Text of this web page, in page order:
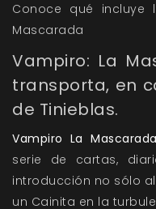
Conoce qué incluye
Mascarada
Vampiro: La
transporta, en
de Tinieblas.
Vampiro La
serie de cartas,
introducción no sólo
un Cainita en la